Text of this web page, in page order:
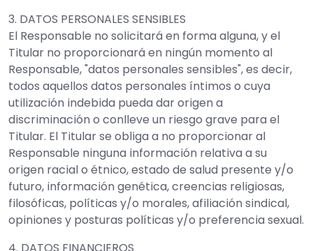
3. DATOS PERSONALES SENSIBLES
El Responsable no solicitará en forma alguna, y el
Titular no proporcionará en ningún momento al
Responsable, "datos personales sensibles", es decir,
todos aquellos datos personales íntimos o cuya
utilización indebida pueda dar origen a
discriminación o conlleve un riesgo grave para el
Titular. El Titular se obliga a no proporcionar al
Responsable ninguna información relativa a su
origen racial o étnico, estado de salud presente y/o
futuro, información genética, creencias religiosas,
filosóficas, políticas y/o morales, afiliación sindical,
opiniones y posturas políticas y/o preferencia sexual.